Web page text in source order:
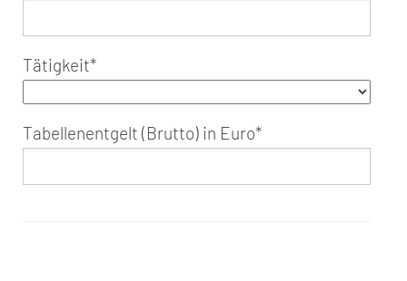
Tätigkeit*
Tabellenentgelt (Brutto) in Euro*